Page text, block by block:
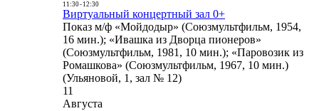
11:30- 12:30
Виртуальный концертный зал 0+
Показ м/ф «Мойдодыр» (Союзмультфильм, 1954,
16 мин.); «Ивашка из Дворца пионеров»
(Союзмультфильм, 1981, 10 мин.); «Паровозик из
Ромашкова» (Союзмультфильм, 1967, 10 мин.)
(Ульяновой, 1, зал № 12)
11
Августа